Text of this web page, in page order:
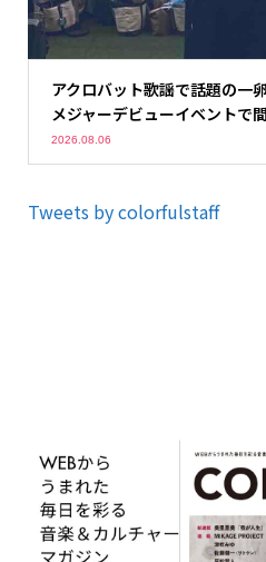
アクロバット歌謡で話題の一
メジャーデビューイベントで
2026.08.06
Tweets by colorfulstaff